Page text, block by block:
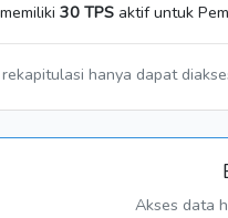
memiliki 30 TPS aktif untuk
hanya dapat
Akses data